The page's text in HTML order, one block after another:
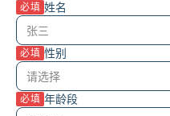
必填 姓名
必填 性别
必填 年龄段